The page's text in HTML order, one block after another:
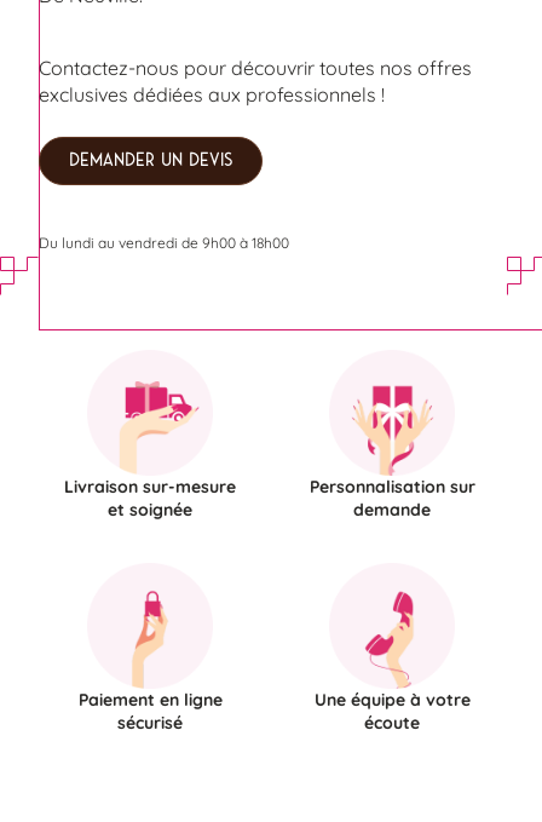
Contactez-nous pour découvrir toutes nos offres
exclusives dédiées aux professionnels !
DEMANDER UN DEVIS
Du lundi au vendredi de 9h00 à 18h00
Livraison sur-mesure
et soignée
Personnalisation sur
demande
Paiement en ligne
sécurisé
Une équipe à votre
écoute